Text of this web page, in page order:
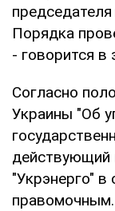
Порядка
- говорится в
Согласно
Украины "Об
"Укрэнерго" в
правомочным.